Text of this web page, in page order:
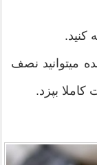
کنید.
میتوانید نصف
بپزد.